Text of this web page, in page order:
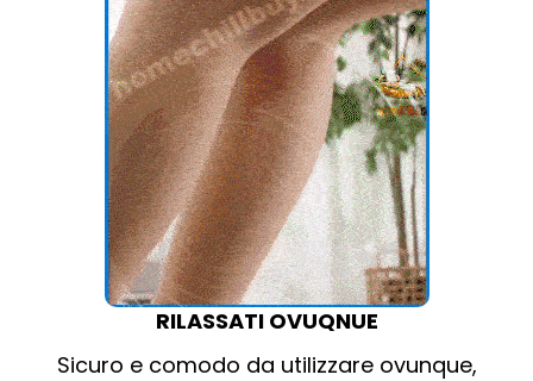
RILASSATI OVUQNUE
Sicuro e comodo da utilizzare ovunque,